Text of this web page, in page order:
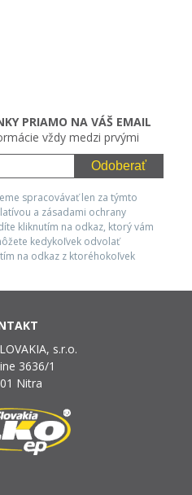
PRIAMO NA VÁŠ EMAIL
vždy medzi prvými
Odoberať
spracovávať len za týmto
a zásadami ochrany
kliknutím na odkaz, ktorý vám
kedykoľvek odvolať
na odkaz z ktoréhokoľvek
s.r.o.
3636/1
Nitra